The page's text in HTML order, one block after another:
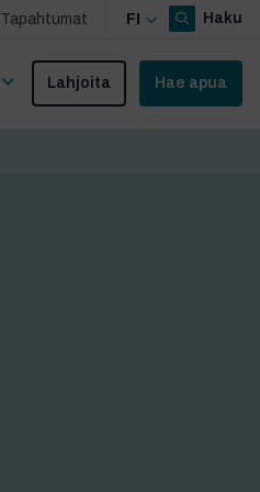
Lahjoita Hae apua
Tapahtumat FI Haku